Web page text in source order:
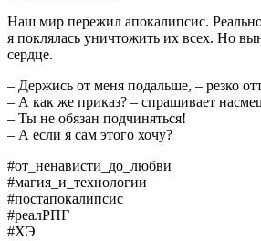
Наш мир пережил апокалипсис.
я поклялась уничтожить их всех. Но
сердце.
– Держись от меня подальше, – резко
– А как же приказ? – спрашивает
– Ты не обязан подчиняться!
– А если я сам этого хочу?
#от_ненависти_до_любви
#магия_и_технологии
#постапокалипсис
#реалРПГ
#ХЭ